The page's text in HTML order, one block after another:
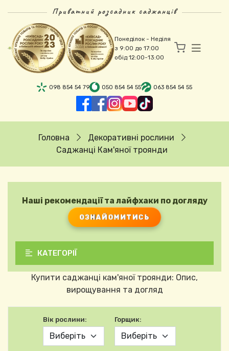
Приватний розсадник саджанців
Понеділок - Неділя
з 9:00 до 17:00
обід 12:00-13:00
098 854 54 79 050 854 54 55 063 854 54 55
Рядок навіґації
Головна
Декоративні рослини
Саджанці Кам'яної троянди
Наші рекомендації та лайфхаки по догляду
ОЗНАЙОМИТИСЬ
КАТЕГОРІЇ
Купити саджанці кам'яної троянди: Опис,
вирощування та догляд
Вік рослини: Горщик: